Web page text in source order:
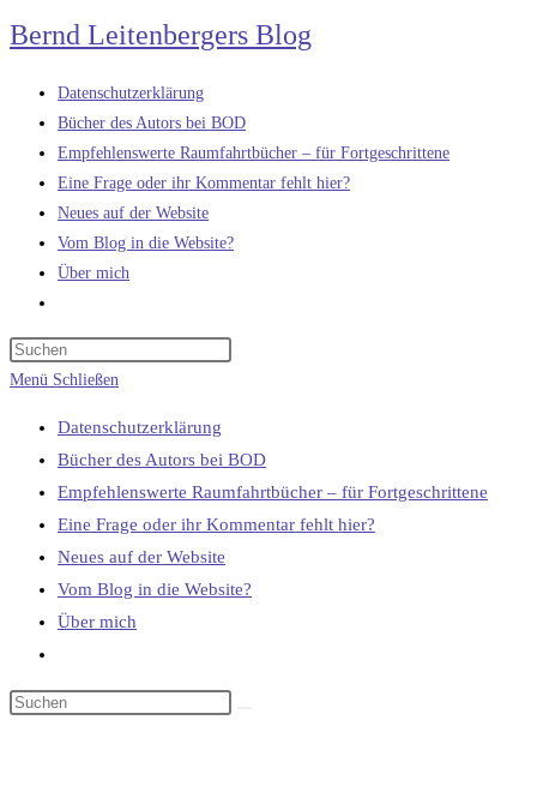
Zum
Inhalt
springen
Bernd Leitenbergers Blog
Datenschutzerklärung
Bücher des Autors bei BOD
Empfehlenswerte Raumfahrtbücher – für Fortgeschrittene
Eine Frage oder ihr Kommentar fehlt hier?
Neues auf der Website
Vom Blog in die Website?
Über mich
umschalten
Menü Schließen
Datenschutzerklärung
Bücher des Autors bei BOD
Empfehlenswerte Raumfahrtbücher – für Fortgeschrittene
Eine Frage oder ihr Kommentar fehlt hier?
Neues auf der Website
Vom Blog in die Website?
Über mich
umschalten